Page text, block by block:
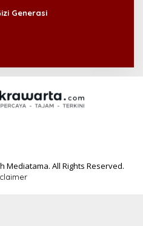
Generasi
Mediatama. All Rights Reserved.